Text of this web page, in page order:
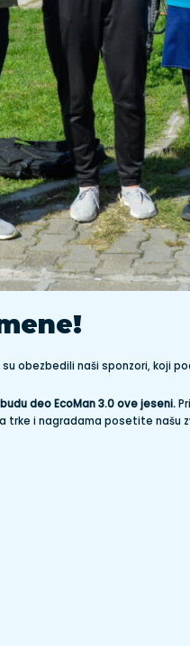
obezbedili naši sponzori, koji
deo EcoMan 3.0 ove jeseni.
trke i nagradama posetite našu